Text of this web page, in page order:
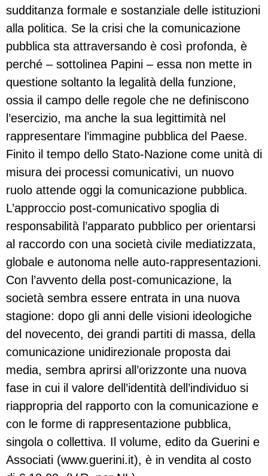
sudditanza formale e sostanziale delle istituzioni
alla politica. Se la crisi che la comunicazione
pubblica sta attraversando è così profonda, è
perché – sottolinea Papini – essa non mette in
questione soltanto la legalità della funzione,
ossia il campo delle regole che ne definiscono
l’esercizio, ma anche la sua legittimità nel
rappresentare l’immagine pubblica del Paese.
Finito il tempo dello Stato-Nazione come unità di
misura dei processi comunicativi, un nuovo
ruolo attende oggi la comunicazione pubblica.
L’approccio post-comunicativo spoglia di
responsabilità l’apparato pubblico per orientarsi
al raccordo con una società civile mediatizzata,
globale e autonoma nelle auto-rappresentazioni.
Con l’avvento della post-comunicazione, la
società sembra essere entrata in una nuova
stagione: dopo gli anni delle visioni ideologiche
del novecento, dei grandi partiti di massa, della
comunicazione unidirezionale proposta dai
media, sembra aprirsi all’orizzonte una nuova
fase in cui il valore dell’identità dell’individuo si
riappropria del rapporto con la comunicazione e
con le forme di rappresentazione pubblica,
singola o collettiva. Il volume, edito da Guerini e
Associati (www.guerini.it), è in vendita al costo